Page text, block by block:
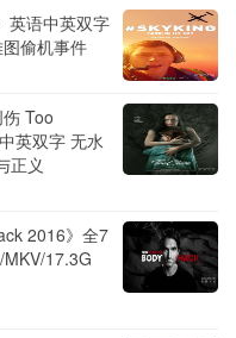
英语中英双字
偷机事件
Too
英双字 无水
正义
2016》全7
17.3G